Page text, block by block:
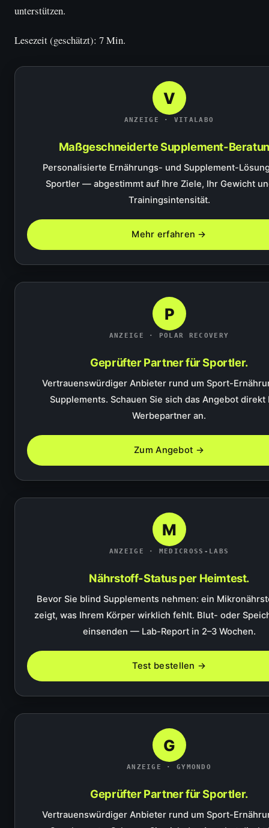
unterstützen.
Lesezeit (geschätzt): 7 Min.
V
ANZEIGE · VITALABO
Maßgeschneiderte Supplement-
Personalisierte Ernährungs- und Supplement-
Sportler — abgestimmt auf Ihre Ziele, Ihr Gewicht
Trainingsintensität.
Mehr erfahren →
P
ANZEIGE · POLAR RECOVERY
Geprüfter Partner für Sportler.
Vertrauenswürdiger Anbieter rund um Sport-
Supplements. Schauen Sie sich das Angebot direkt
Werbepartner an.
Zum Angebot →
M
ANZEIGE · MEDICROSS-LABS
Nährstoff-Status per Heimtest.
Bevor Sie blind Supplements nehmen: ein
zeigt, was Ihrem Körper wirklich fehlt. Blut- oder
einsenden — Lab-Report in 2–3 Wochen.
Test bestellen →
G
ANZEIGE · GYMONDO
Geprüfter Partner für Sportler.
Vertrauenswürdiger Anbieter rund um Sport-